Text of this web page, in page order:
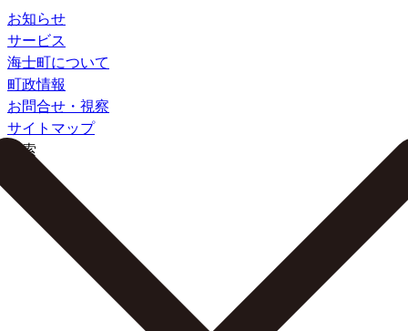
お知らせ
サービス
海士町について
町政情報
お問合せ・視察
サイトマップ
検索